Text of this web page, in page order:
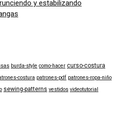
y estabilizando
burda-style como-hacer curso-costura
costura patrones-pdf patrones-ropa-niño
sewing-patterns vestidos videotutorial